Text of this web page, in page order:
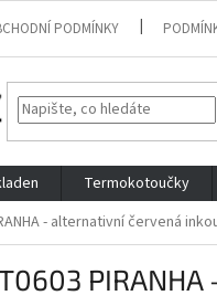
PODMÍNKY
Termokotoučky
- alternativní červená